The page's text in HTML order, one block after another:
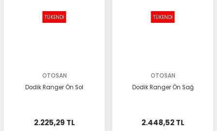
TÜKENDİ
OTOSAN
Dodik Ranger Ön Sol
2.225,29 TL
TÜKENDİ
OTOSAN
Dodik Ranger Ön Sağ
2.448,52 TL